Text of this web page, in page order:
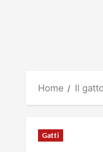
Home Il
Gatti